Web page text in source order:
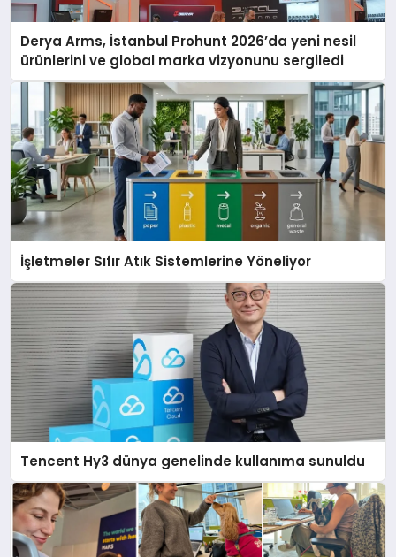
Derya Arms, İstanbul Prohunt 2026’da yeni nesil
ürünlerini ve global marka vizyonunu sergiledi
İşletmeler Sıfır Atık Sistemlerine Yöneliyor
Tencent Hy3 dünya genelinde kullanıma sunuldu